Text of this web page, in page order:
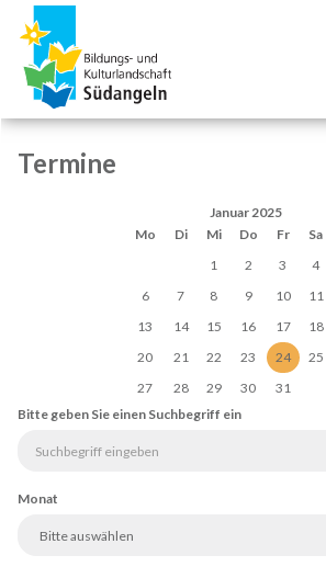
Navigation
springen
Inhalt
springen
Termine
Januar 2025
Mo
Di Mi Do Fr Sa
1
2 3 4
6
7 8 9 10 11
13
14 15 16 17 18
20
21 22 23 24 25
27
28 29 30
31
Bitte geben Sie einen Suchbegriff ein
Monat